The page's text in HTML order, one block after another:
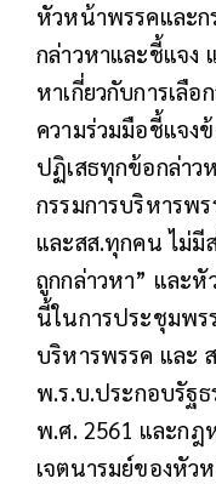
หัวหน้าพรรคและก
กล่าวหาและชี้แจง
หาเกี่ยวกับการเลื
ความร่วมมือชี้แจง
ปฏิเสธทุกข้อกล่าว
กรรมการบริหารพ
และสส.ทุกคน ไม่มี
ถูกกล่าวหา” และหั
นี้ในการประชุมพร
บริหารพรรค และ
พ.ร.บ.ประกอบรัฐธ
พ.ศ. 2561 และกฎ
เจตนารมย์ของหัว